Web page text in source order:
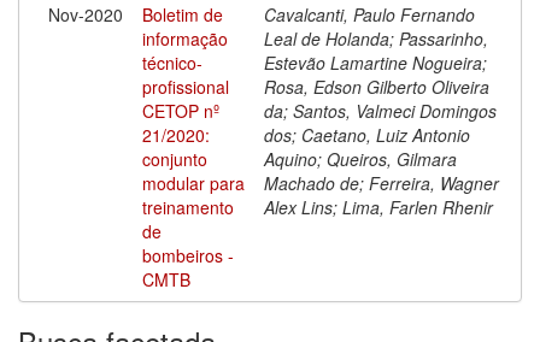
Nov-2020
Boletim de
informação
técnico-
profissional
CETOP nº
21/2020:
conjunto
modular para
treinamento
de
bombeiros -
CMTB
Cavalcanti, Paulo Fernando
Leal de Holanda; Passarinho,
Estevão Lamartine Nogueira;
Rosa, Edson Gilberto Oliveira
da; Santos, Valmeci Domingos
dos; Caetano, Luiz Antonio
Aquino; Queiros, Gilmara
Machado de; Ferreira, Wagner
Alex Lins; Lima, Farlen Rhenir